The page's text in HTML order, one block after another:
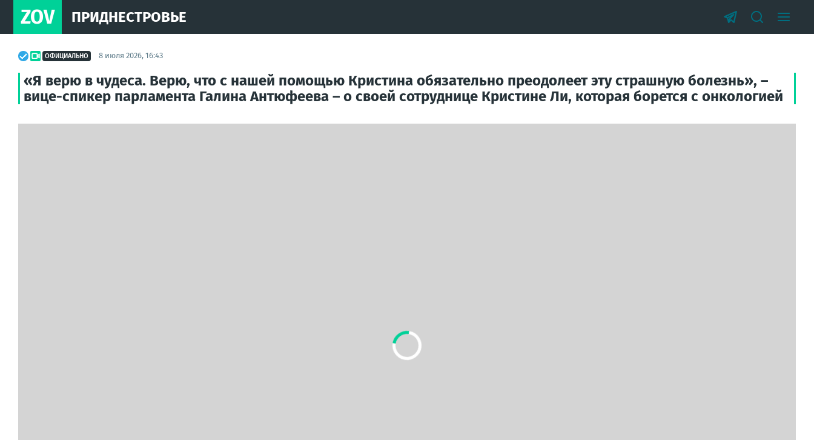
ZOV ПРИДНЕСТРОВЬЕ
ОФИЦИАЛЬНО 8 июля 2026, 16:43
«Я верю в чудеса. Верю, что с нашей помощью Кристина обязательно преодолеет эту страшную болезнь», –
вице-спикер парламента Галина Антюфеева – о своей сотруднице Кристине Ли, которая борется с онкологией